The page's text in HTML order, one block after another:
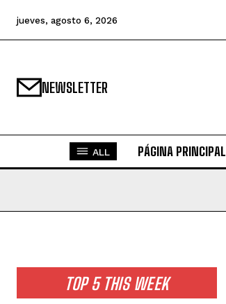
jueves, agosto 6, 2026
NEWSLETTER
ALL PÁGINA PRINCIPAL
TOP 5 THIS WEEK